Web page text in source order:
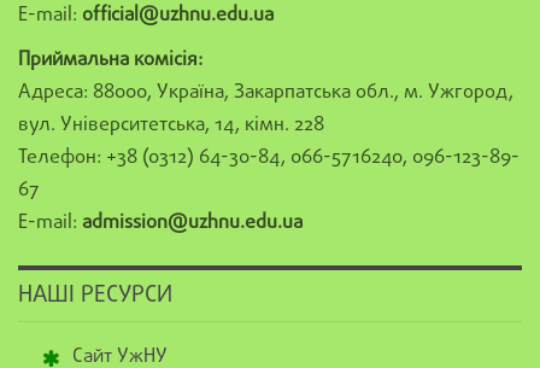
E-mail: official@uzhnu.edu.ua
Приймальна комісія:
Адреса: 88000, Україна, Закарпатська обл., м. Ужгород,
вул. Університетська, 14, кімн. 228
Телефон: +38 (0312) 64-30-84, 066-5716240, 096-123-89-
67
E-mail: admission@uzhnu.edu.ua
НАШІ РЕСУРСИ
Сайт УжНУ